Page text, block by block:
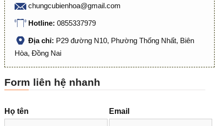
chungcubienhoa@gmail.com
Hotline: 0855337979
Địa chỉ: P29 đường N10, Phường Thống Nhất, Biên
Hòa, Đồng Nai
Form liên hệ nhanh
Họ tên Email